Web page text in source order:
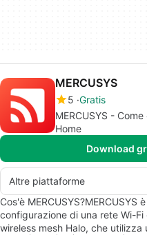
MERCUSYS
5 Gratis
MERCUSYS -
Home
Download
Altre piattaforme
Cos'è
configurazione di una rete Wi-
wireless mesh Halo, che